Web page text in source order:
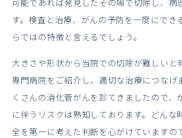
可能であれば発見したその場で切除し、病
す。検査と治療、がんの予防を一度にでき
らではの特徴と言えるでしょう。
大きさや形状から当院での切除が難しいと
専門病院をご紹介し、適切な治療につなげ
くさんの消化管がんを診てきましたので、
に伴うリスクは熟知しております。どんな
全を第一に考えた判断を心がけていますの